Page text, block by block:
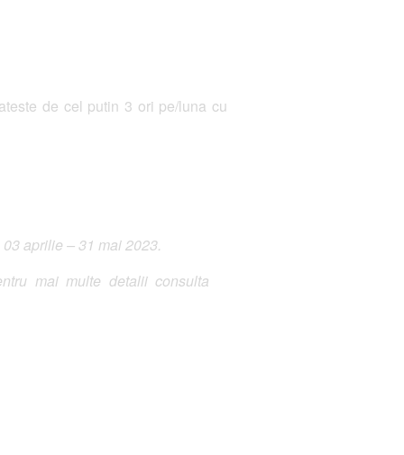
de cel putin 3 ori pe/luna cu
aprilie – 31 mai 2023.
mai multe detalii consulta